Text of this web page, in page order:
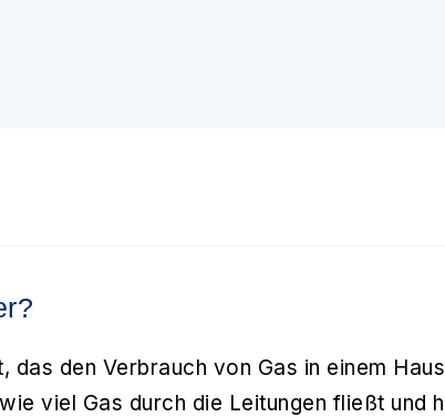
das den Verbrauch von Gas in einem
viel Gas durch die Leitungen fließt und